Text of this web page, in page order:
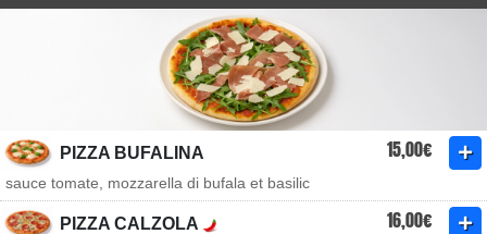
PIZZA BUFALINA 15,00€
sauce tomate, mozzarella di bufala et basilic
PIZZA CALZOLA 16,00€